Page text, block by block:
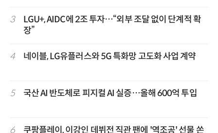
3
LGU+, AIDC에 2조 투자…“외부 조달 없이 단계적 확
장”
4 네이블, LG유플러스와 5G 특화망 고도화 사업 계약
5 국산 AI 반도체로 피지컬 AI 실증…올해 600억 투입
6
쿠팡플레이, 이강인 데뷔전 직관 팬에 '역조공' 선물 쏜